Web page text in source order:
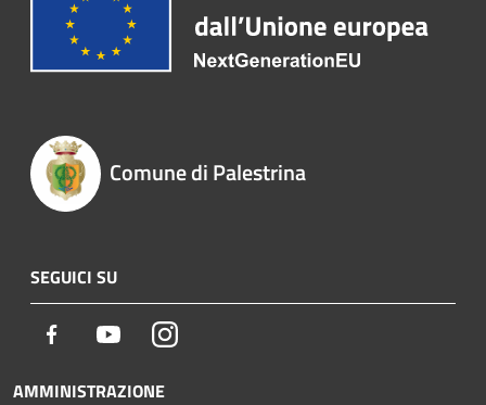
Comune di Palestrina
SEGUICI SU
Facebook YoutubeInstagram
AMMINISTRAZIONE